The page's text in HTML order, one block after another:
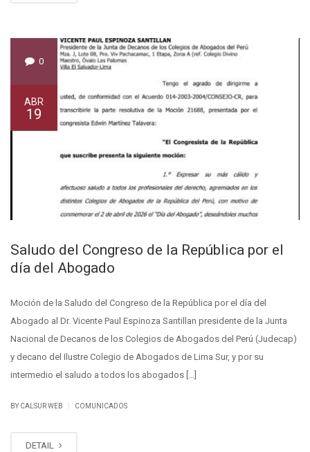
0
ABR
19
Saludo del Congreso de la República por el
día del Abogado
Moción de la Saludo del Congreso de la República por el día del
Abogado al Dr. Vicente Paul Espinoza Santillan presidente de la Junta
Nacional de Decanos de los Colegios de Abogados del Perú (Judecap)
y decano del Ilustre Colegio de Abogados de Lima Sur, y por su
intermedio el saludo a todos los abogados […]
BY CALSUR WEB COMUNICADOS
DETAIL